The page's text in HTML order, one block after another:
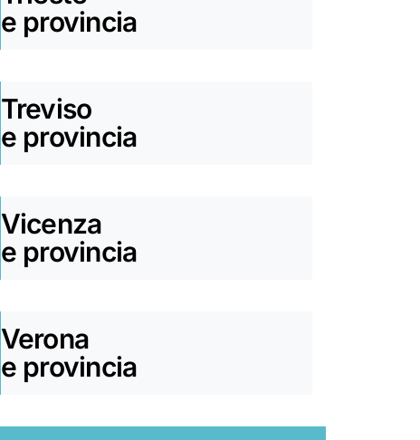
e provincia
Treviso
e provincia
Vicenza
e provincia
Verona
e provincia